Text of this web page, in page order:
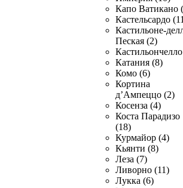
Капо Ватикано
Кастельсардо
Кастильоне-
Пеская (2)
Катания (8)
Комо (6)
Кортина
д’Ампеццо (2)
Косенза (4)
Коста Парадизо
(18)
Курмайор (4)
Кьянти (8)
Леза (7)
Ливорно (11)
Лукка (6)